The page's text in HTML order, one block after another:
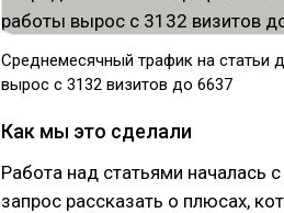
Среднемесячный трафик на статьи
вырос с 3132 визитов до 6637
Как мы это сделали
Работа над статьями началась
запрос рассказать о плюсах,